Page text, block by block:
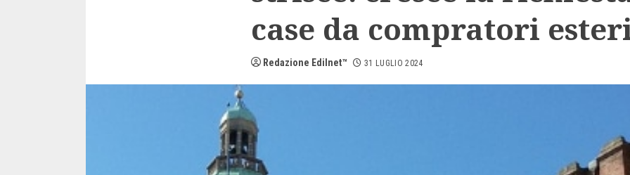
case da compratori
Redazione Edilnet™ 31 LUGLIO 2024